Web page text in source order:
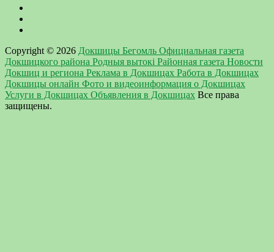
Copyright © 2026 Докшицы Бегомль Официальная газета
Докшицкого района Родныя вытокi Районная газета Новости
Докшиц и региона Реклама в Докшицах Работа в Докшицах
Докшицы онлайн Фото и видеоинформация о Докшицах
Услуги в Докшицах Объявления в Докшицах Все права
защищены.